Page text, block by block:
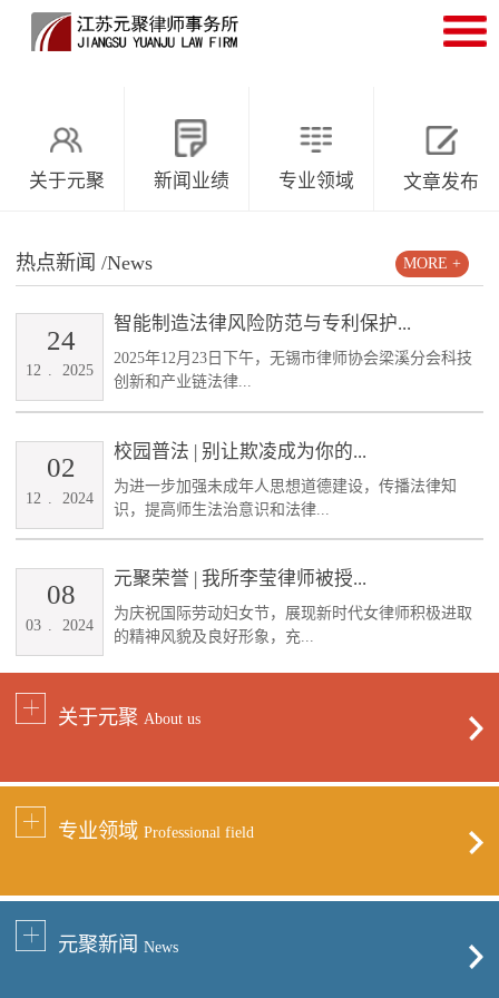
关于元聚 新闻业绩 专业领域 文章发布
热点新闻 /News
智能制造法律风险防范与专利保护...
2025年12月23日下午，无锡市律师协会梁溪分会科技
创新和产业链法律...
12 . 2025
24
校园普法 | 别让欺凌成为你的...
为进一步加强未成年人思想道德建设，传播法律知
识，提高师生法治意识和法律...
12 2024
02
元聚荣誉 | 我所李莹律师被授...
为庆祝国际劳动妇女节，展现新时代女律师积极进取
的精神风貌及良好形象，充...
03 2024
08
MORE +
关于元聚 About us
专业领域 Professional field
元聚新闻 News